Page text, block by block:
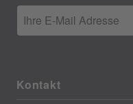
Ihre E-Mail Adresse
Kontakt